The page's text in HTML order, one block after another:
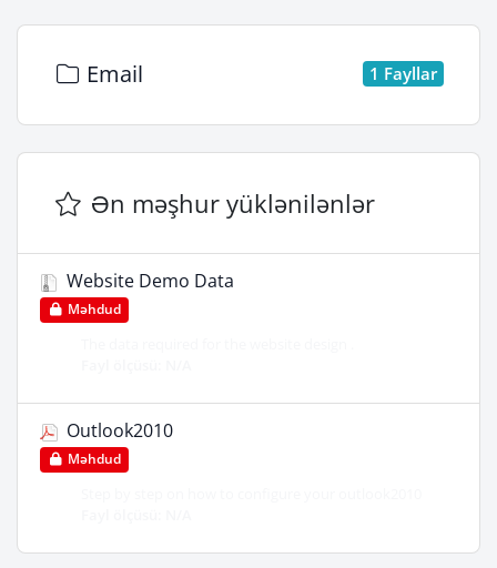
Email 1 Fayllar
Ən məşhur yüklənilənlər
Website Demo Data
Məhdud
Outlook2010
Məhdud